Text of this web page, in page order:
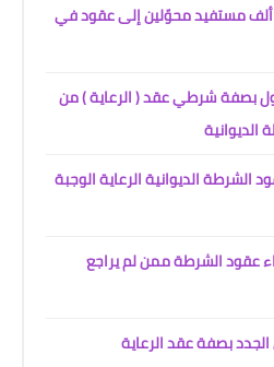
وزير العمل مباشرة 12 ألف مستفيد محوّلين إلى عقود في
بصفة شرطي عقد ( الرعاية ) من
الديوانية الرعاية الوجبة
عقود الشرطة ممن لم يراجع
بصفة عقد الرعاية